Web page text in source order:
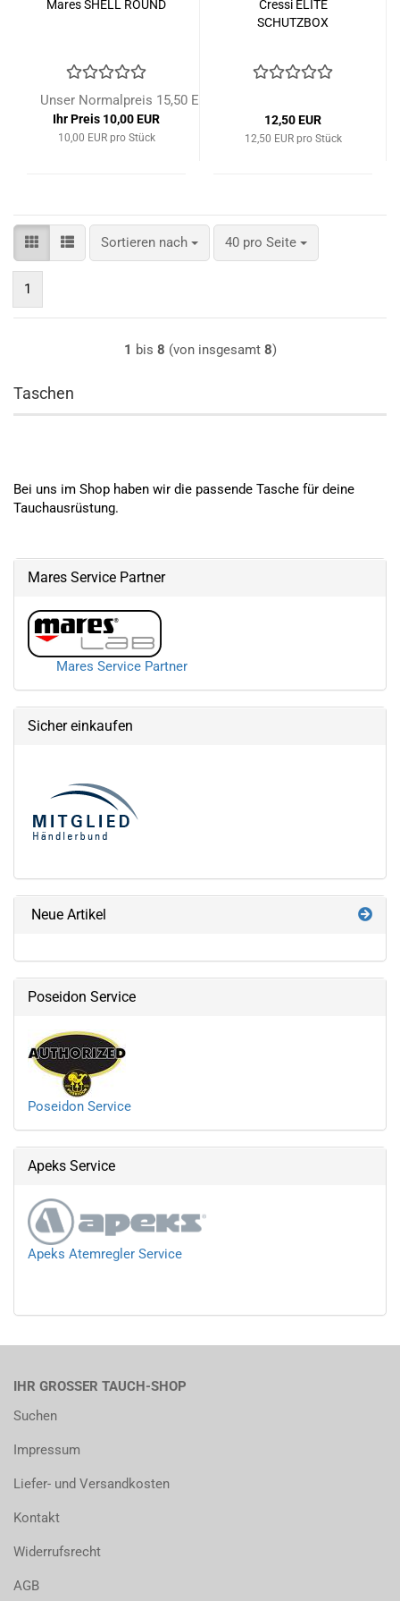
Mares SHELL ROUND
Unser Normalpreis 15,50 EUR
Ihr Preis 10,00 EUR
10,00 EUR pro Stück
Cressi ELITE
SCHUTZBOX
12,50 EUR
12,50 EUR pro Stück
Sortieren nach
Sortieren nach 40 pro Seite
pro Seite
1
1 bis 8 (von insgesamt 8)
Taschen
​Bei uns im Shop haben wir die passende Tasche für deine
Tauchausrüstung.
Mares Service Partner
Mares Service Partner
Sicher einkaufen
Neue Artikel
Poseidon Service
Poseidon Service
Apeks Service
Apeks Atemregler Service
IHR GROSSER TAUCH-SHOP
Suchen
Impressum
Liefer- und Versandkosten
Kontakt
Widerrufsrecht
AGB